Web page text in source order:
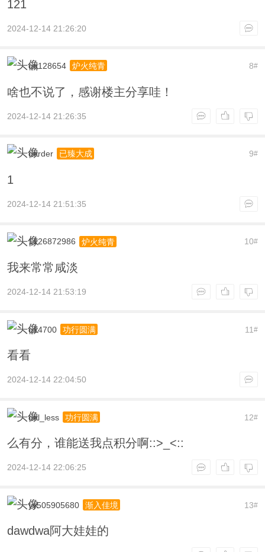
121
2024-12-14 21:26:20
8#
qq128654 炉火纯青
啥也不说了，感谢楼主分享哇！
2024-12-14 21:26:35
9#
derder 已臻大成
1
2024-12-14 21:51:35
10#
1126872986 炉火纯青
我来常常咸淡
2024-12-14 21:53:19
11#
q14700 功行圆满
看看
2024-12-14 22:04:50
12#
del_less 功行圆满
么有分，谁能送我点积分啊::>_<::
2024-12-14 22:06:25
13#
yy505905680 渐入佳境
dawdwa阿大娃娃的